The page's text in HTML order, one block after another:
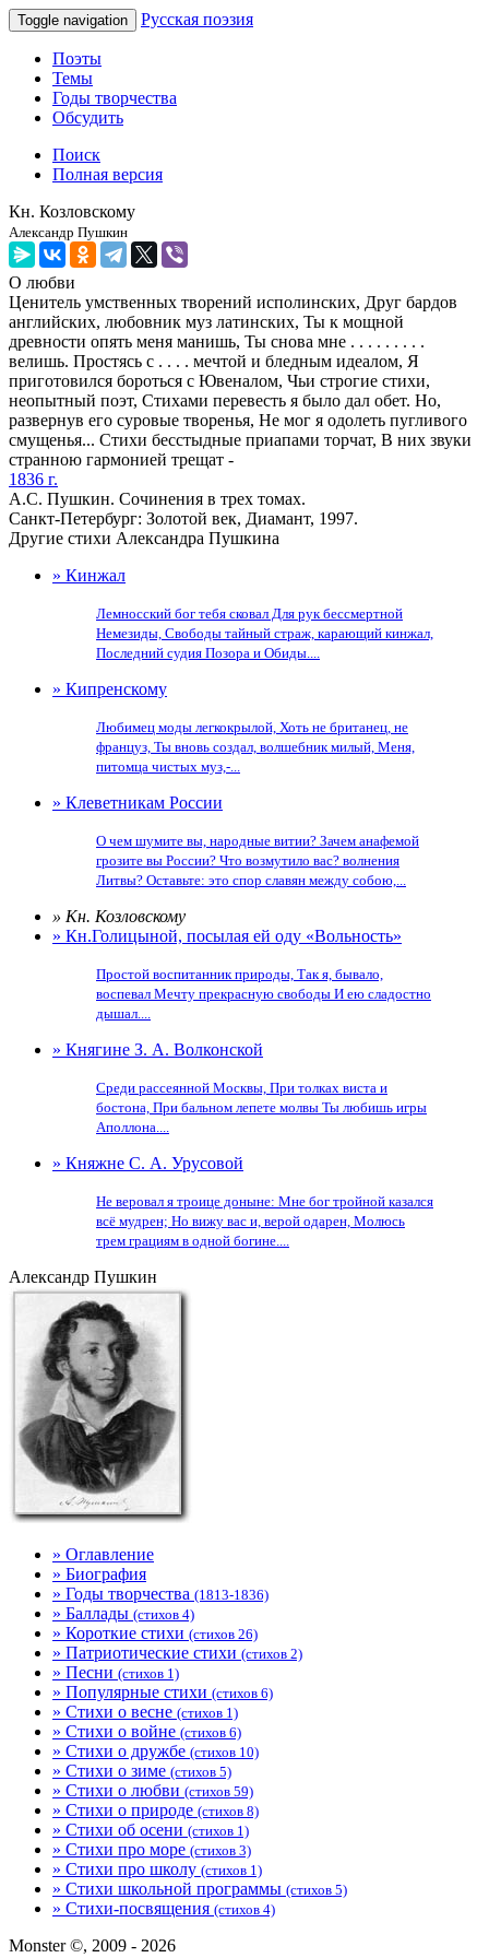
Toggle navigation Русская поэзия
Поэты
Темы
Годы творчества
Обсудить
Поиск
Полная версия
Кн. Козловскому
Александр Пушкин
О любви
Ценитель умственных творений исполинских, Друг бардов
английских, любовник муз латинских, Ты к мощной
древности опять меня манишь, Ты снова мне . . . . . . . . .
велишь. Простясь с . . . . мечтой и бледным идеалом, Я
приготовился бороться с Ювеналом, Чьи строгие стихи,
неопытный поэт, Стихами перевесть я было дал обет. Но,
развернув его суровые творенья, Не мог я одолеть пугливого
смущенья... Стихи бесстыдные приапами торчат, В них звуки
странною гармонией трещат -
1836 г.
А.С. Пушкин. Сочинения в трех томах.
Санкт-Петербург: Золотой век, Диамант, 1997.
Другие стихи Александра Пушкина
» Кинжал
Лемносский бог тебя сковал Для рук бессмертной
Немезиды, Свободы тайный страж, карающий кинжал,
Последний судия Позора и Обиды....
» Кипренскому
Любимец моды легкокрылой, Хоть не британец, не
француз, Ты вновь создал, волшебник милый, Меня,
питомца чистых муз,-...
» Клеветникам России
О чем шумите вы, народные витии? Зачем анафемой
грозите вы России? Что возмутило вас? волнения
Литвы? Оставьте: это спор славян между собою,...
» Кн. Козловскому
» Кн.Голицыной, посылая ей оду «Вольность»
Простой воспитанник природы, Так я, бывало,
воспевал Мечту прекрасную свободы И ею сладостно
дышал....
» Княгине З. А. Волконской
Среди рассеянной Москвы, При толках виста и
бостона, При бальном лепете молвы Ты любишь игры
Аполлона....
» Княжне С. А. Урусовой
Не веровал я троице доныне: Мне бог тройной казался
всё мудрен; Но вижу вас и, верой одарен, Молюсь
трем грациям в одной богине....
Александр Пушкин
» Оглавление
» Биография
» Годы творчества (1813-1836)
» Баллады (стихов 4)
» Короткие стихи (стихов 26)
» Патриотические стихи (стихов 2)
» Песни (стихов 1)
» Популярные стихи (стихов 6)
» Стихи о весне (стихов 1)
» Стихи о войне (стихов 6)
» Стихи о дружбе (стихов 10)
» Стихи о зиме (стихов 5)
» Стихи о любви (стихов 59)
» Стихи о природе (стихов 8)
» Стихи об осени (стихов 1)
» Стихи про море (стихов 3)
» Стихи про школу (стихов 1)
» Стихи школьной программы (стихов 5)
» Стихи-посвящения (стихов 4)
Monster ©, 2009 - 2026